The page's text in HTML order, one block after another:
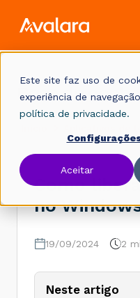
Este site faz uso de
experiência de
política de privacidade.
Aceitar
Base de
Como
no
19/09/2024 2
Neste artigo